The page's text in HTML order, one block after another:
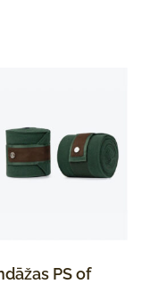
PS of